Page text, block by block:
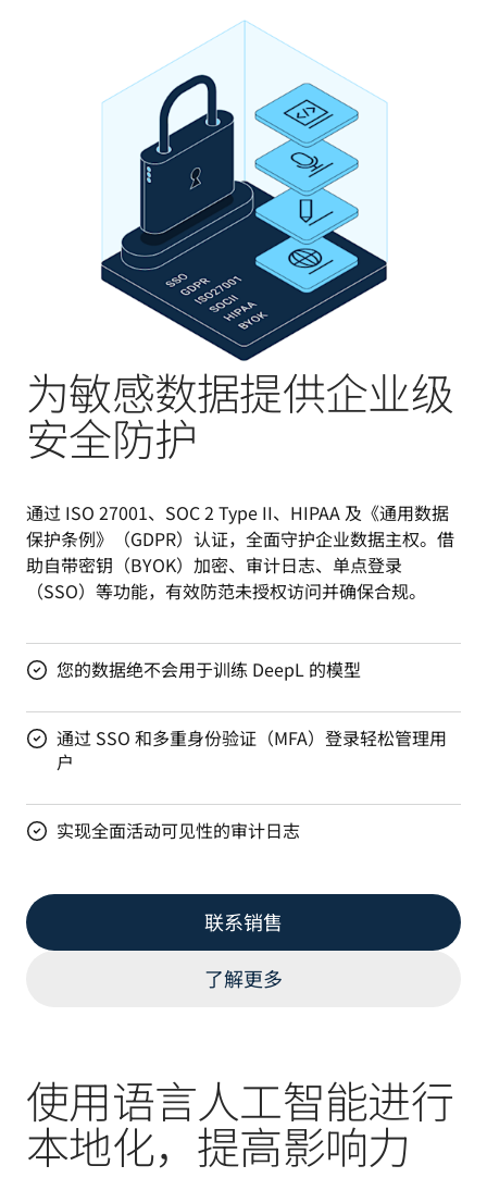
为敏感数据提供企业级
安全防护
通过 ISO 27001、SOC 2 Type II、HIPAA 及《通用数据
保护条例》（GDPR）认证，全面守护企业数据主权。借
助自带密钥（BYOK）加密、审计日志、单点登录
（SSO）等功能，有效防范未授权访问并确保合规。
您的数据绝不会用于训练 DeepL 的模型
通过 SSO 和多重身份验证（MFA）登录轻松管理用
户
实现全面活动可见性的审计日志
联系销售
了解更多
使用语言人工智能进行
本地化，提高影响力